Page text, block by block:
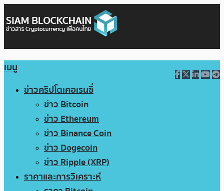
เมนู
ข่าวคริปโตเคอเรนซี่
ข่าว Bitcoin
ข่าว Ethereum
ข่าว Binance Coin
ข่าว Dogecoin
ข่าว Ripple (XRP)
ราคาและการวิเคราะห์